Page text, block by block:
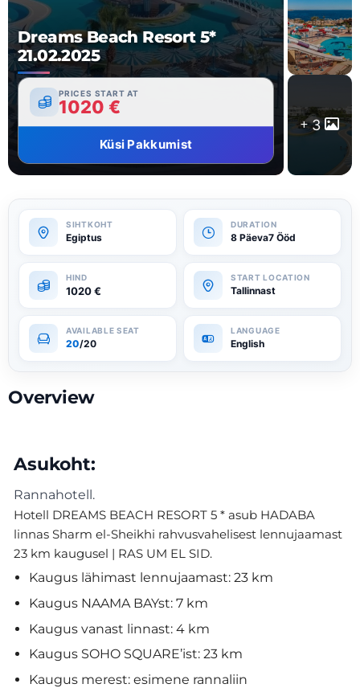
Dreams Beach Resort 5*
21.02.2025
PRICES START AT
1020 €
Küsi Pakkumist
3
Egiptus 8 Päeva7 Ööd
1020€ Tallinnast
20/20 English
Overview
Asukoht:
Rannahotell.
Hotell DREAMS BEACH RESORT 5 * asub HADABA
linnas Sharm el-Sheikhi rahvusvahelisest lennujaamast
23 km kaugusel | RAS UM EL SID.
Kaugus lähimast lennujaamast: 23 km
Kaugus NAAMA BAYst: 7 km
Kaugus vanast linnast: 4 km
Kaugus SOHO SQUARE’ist: 23 km
Kaugus merest: esimene rannaliin